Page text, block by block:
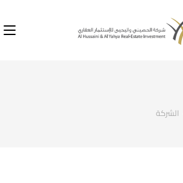
الشركة